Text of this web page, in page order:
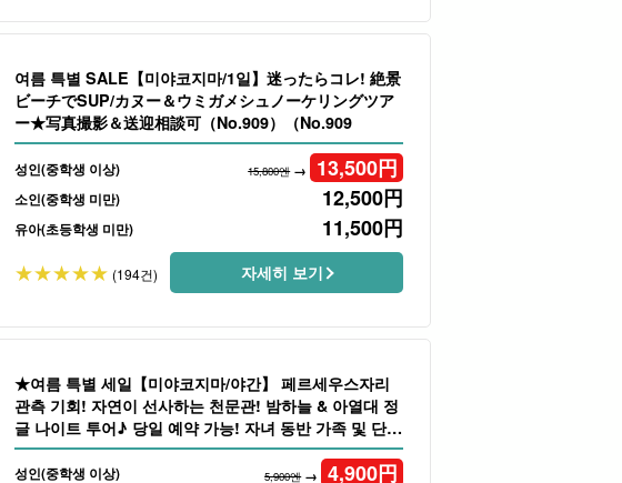
여름 특별 SALE【미야코지마/1일】迷ったらコレ! 絶景
ビーチでSUP/カヌー＆ウミガメシュノーケリングツア
ー★写真撮影＆送迎相談可（No.909）（No.909
성인(중학생 이상) 15,800엔→ 13,500円
소인(중학생 미만) 12,500円
유아(초등학생 미만) 11,500円
(194건) 자세히 보기
★여름 특별 세일【미야코지마/야간】 페르세우스자리
관측 기회! 자연이 선사하는 천문관! 밤하늘 & 아열대 정
글 나이트 투어♪ 당일 예약 가능! 자녀 동반 가족 및 단체
여행에도 추천 (No.916)
성인(중학생 이상) 5,900엔→ 4,900円